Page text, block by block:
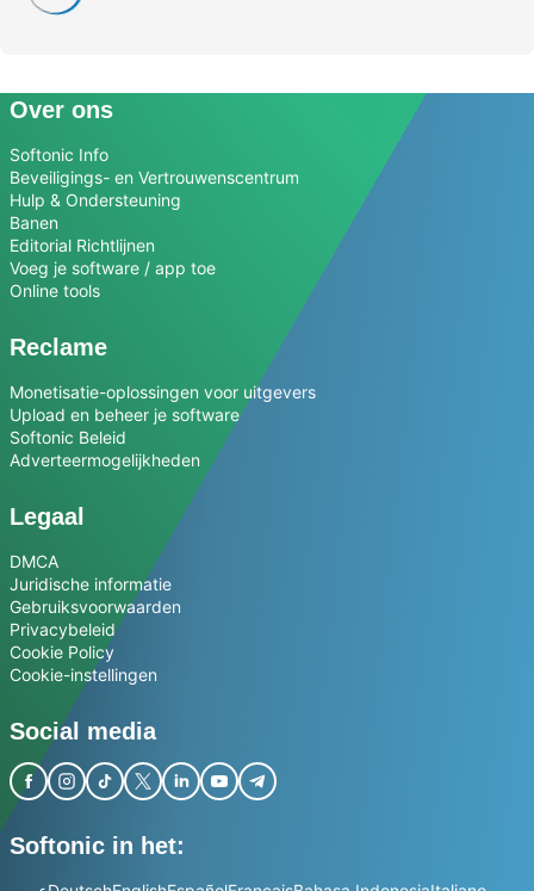
Over ons
Softonic Info
Beveiligings- en Vertrouwenscentrum
Hulp & Ondersteuning
Banen
Editorial Richtlijnen
Voeg je software / app toe
Online tools
Reclame
Monetisatie-oplossingen voor uitgevers
Upload en beheer je software
Softonic Beleid
Adverteermogelijkheden
Legaal
DMCA
Juridische informatie
Gebruiksvoorwaarden
Privacybeleid
Cookie Policy
Cookie-instellingen
Social media
Softonic in het: